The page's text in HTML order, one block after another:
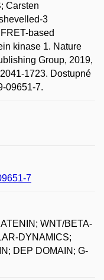
Carsten
3
based
kinase 1. Nature
Group, 2019,
1723. Dostupné
09651-7.
7
WNT/BETA-
DYNAMICS;
DEP DOMAIN; G-